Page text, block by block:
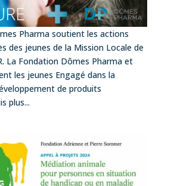
Pharma soutient les actions
des jeunes de la Mission Locale de
La Fondation Dômes Pharma et
les jeunes Engagé dans la
de produits
plus...